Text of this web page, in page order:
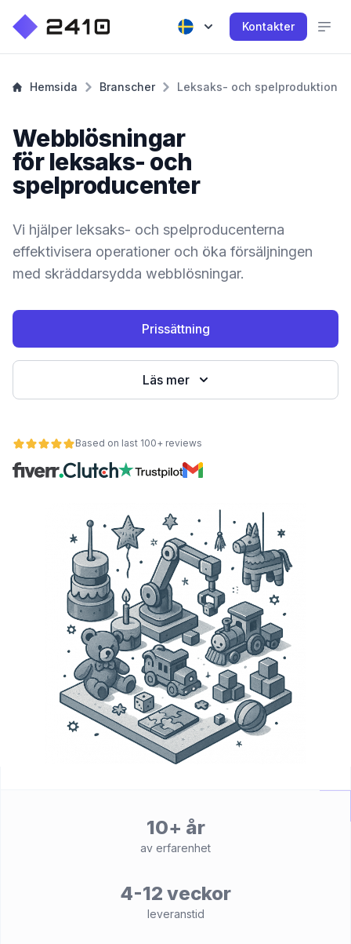
Kontakter
Hemsida Branscher Leksaks- och spelproduktion
Webblösningar
för leksaks- och
spelproducenter
Vi hjälper leksaks- och spelproducenterna
effektivisera operationer och öka försäljningen
med skräddarsydda webblösningar.
Prissättning
Läs mer
Based on last 100+ reviews
10+ år
av erfarenhet
4-12 veckor
leveranstid